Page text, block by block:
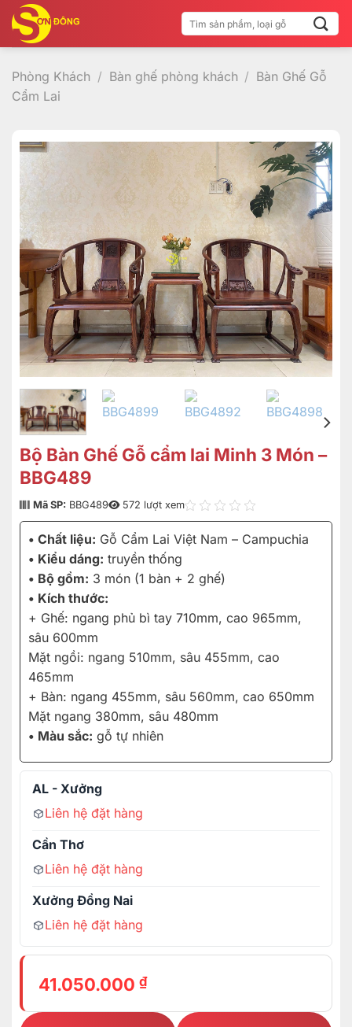
qua
nội
dung
Tìm
kiếm:
Phòng Khách / Bàn ghế phòng khách / Bàn Ghế Gỗ
Cẩm Lai
Bộ Bàn Ghế Gỗ cẩm lai Minh 3 Món –
BBG489
Mã SP: BBG489 572 lượt xem
• Chất liệu: Gỗ Cẩm Lai Việt Nam – Campuchia
• Kiểu dáng: truyền thống
• Bộ gồm: 3 món (1 bàn + 2 ghế)
• Kích thước:
+ Ghế: ngang phủ bì tay 710mm, cao 965mm,
sâu 600mm
Mặt ngồi: ngang 510mm, sâu 455mm, cao
465mm
+ Bàn: ngang 455mm, sâu 560mm, cao 650mm
Mặt ngang 380mm, sâu 480mm
• Màu sắc: gỗ tự nhiên
AL - Xưởng
Liên hệ đặt hàng
Cần Thơ
Liên hệ đặt hàng
Xưởng Đồng Nai
Liên hệ đặt hàng
41.050.000 ₫